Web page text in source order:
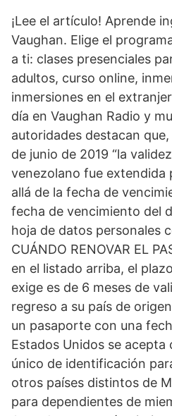
¡Lee el artículo! Aprende
Vaughan. Elige el
a ti: clases presenciales
adultos, curso online,
inmersiones en el
día en Vaughan Radio y
autoridades destacan
de junio de 2019 “la
venezolano fue extendida
allá de la fecha de
fecha de vencimiento del
hoja de datos personales
CUÁNDO RENOVAR EL
en el listado arriba, el
exige es de 6 meses de
regreso a su país de
un pasaporte con una
Estados Unidos se
único de identificación
otros países distintos de
para dependientes de